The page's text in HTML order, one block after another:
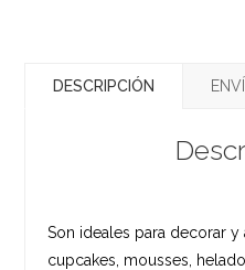
DESCRIPCIÓN
Son ideales para decorar y
cupcakes, mousses,